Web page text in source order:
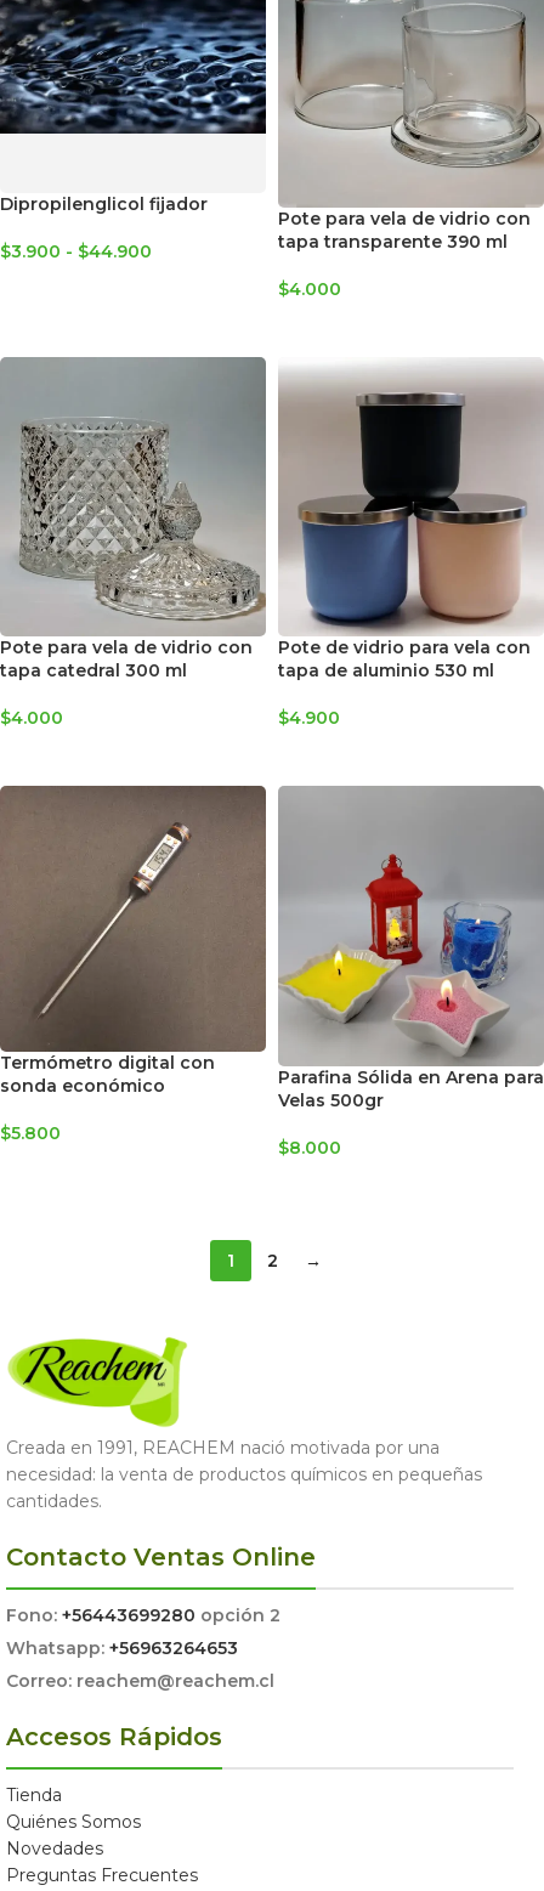
Dipropilenglicol fijador
$3.900 - $44.900
Pote para vela de vidrio con
tapa transparente 390 ml
$4.000
Pote para vela de vidrio con
tapa catedral 300 ml
$4.000
Pote de vidrio para vela con
tapa de aluminio 530 ml
$4.900
Termómetro digital con
sonda económico
$5.800
Parafina Sólida en Arena para
Velas 500gr
$8.000
1 2 →
Creada en 1991, REACHEM nació motivada por una
necesidad: la venta de productos químicos en pequeñas
cantidades.
Contacto Ventas Online
Fono: +56443699280 opción 2
Whatsapp: +56963264653
Correo: reachem@reachem.cl
Accesos Rápidos
Tienda
Quiénes Somos
Novedades
Preguntas Frecuentes